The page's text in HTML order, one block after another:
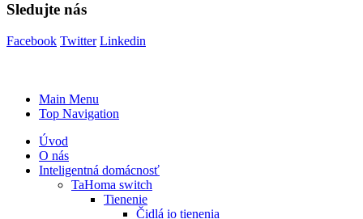
Sledujte nás
Facebook Twitter Linkedin
Main Menu
Top Navigation
Úvod
O nás
Inteligentná domácnosť
TaHoma switch
Tienenie
Čidlá io tienenia